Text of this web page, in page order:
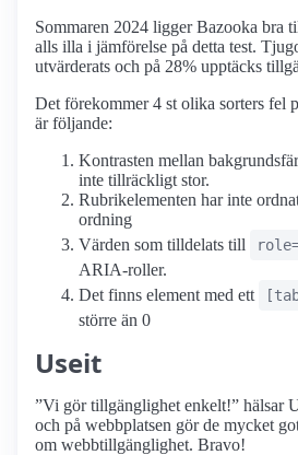
Sommaren 2024 ligger Bazooka bra
alls illa i jämförelse på detta test.
utvärderats och på 28% upptäcks
Det förekommer 4 st olika sorters fel
är följande:
Kontrasten mellan
inte tillräckligt stor.
Rubrikelementen har inte
ordning
Värden som tilldelats till
ARIA-roller.
Det finns element med ett
större än 0
Useit
”Vi gör tillgänglighet enkelt!” hälsar
och på webbplatsen gör de mycket
om webbtillgänglighet. Bravo!